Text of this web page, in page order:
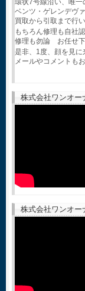
ベンツ・ゲレンデヴ
買取から引取まで行い
もちろん修理も自社
修理も勿論 お任せ下
是非、1度、顔を見に
メールやコメントも
株式会社ワンオ
株式会社ワンオ